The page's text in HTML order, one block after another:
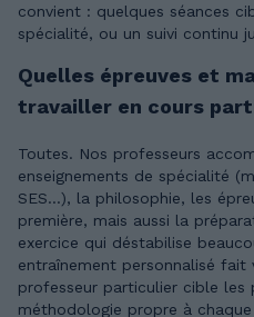
convient : quelques séances
spécialité, ou un suivi continu
Quelles épreuves et
travailler en cours
Toutes. Nos professeurs
enseignements de spécialité
SES...), la philosophie, les
première, mais aussi la
exercice qui déstabilise
entraînement personnalisé
professeur particulier cible
méthodologie propre à